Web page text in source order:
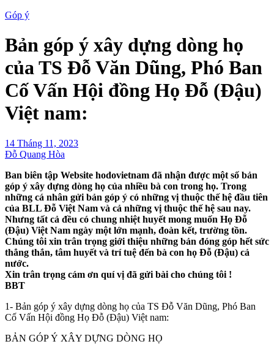
Góp ý
Bản góp ý xây dựng dòng họ
của TS Đỗ Văn Dũng, Phó Ban
Cố Vấn Hội đồng Họ Đỗ (Đậu)
Việt nam:
14 Tháng 11, 2023
Đỗ Quang Hòa
Ban biên tập Website hodovietnam đã nhận được một số bản
góp ý xây dựng dòng họ của nhiều bà con trong họ. Trong
những cá nhân gửi bản góp ý có những vị thuộc thế hệ đầu tiên
của BLL Đỗ Việt Nam và cả những vị thuộc thế hệ sau nay.
Nhưng tất cả đều có chung nhiệt huyết mong muốn Họ Đỗ
(Đậu) Việt Nam ngày một lớn mạnh, đoàn kết, trường tồn.
Chúng tôi xin trân trọng giới thiệu những bản đóng góp hết sức
thẳng thắn, tâm huyết và trí tuệ đến bà con họ Đỗ (Đậu) cả
nước.
Xin trân trọng cám ơn quí vị đã gửi bài cho chúng tôi !
BBT
1- Bản góp ý xây dựng dòng họ của TS Đỗ Văn Dũng, Phó Ban
Cố Vấn Hội đồng Họ Đỗ (Đậu) Việt nam:
BẢN GÓP Ý XÂY DỰNG DÒNG HỌ